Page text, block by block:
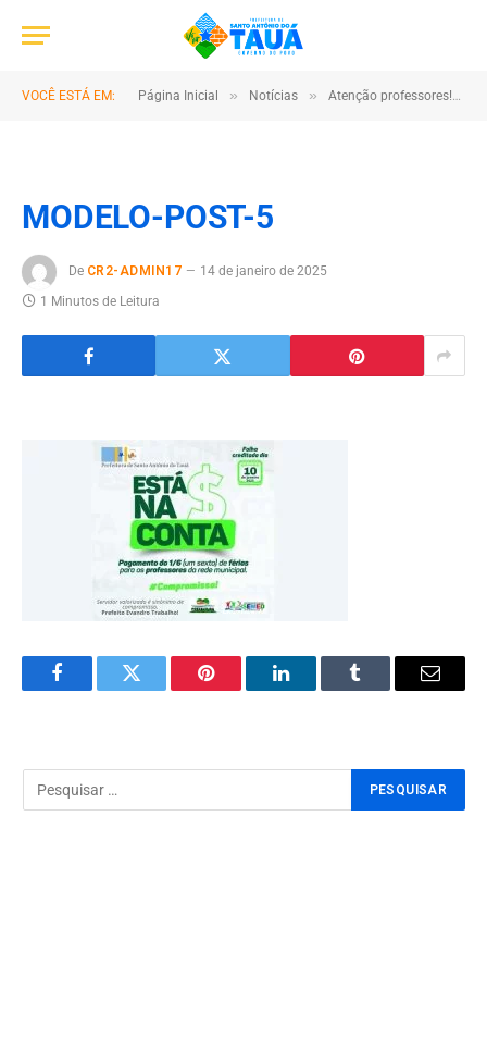
VOCÊ ESTÁ EM: Página Inicial » Notícias » Atenção professores!
MODELO-POST-5
De CR2-ADMIN17
14 de janeiro de 2025
1 Minutos de Leitura
FacebookTwitter Pinterest LinkedInTumblr Email